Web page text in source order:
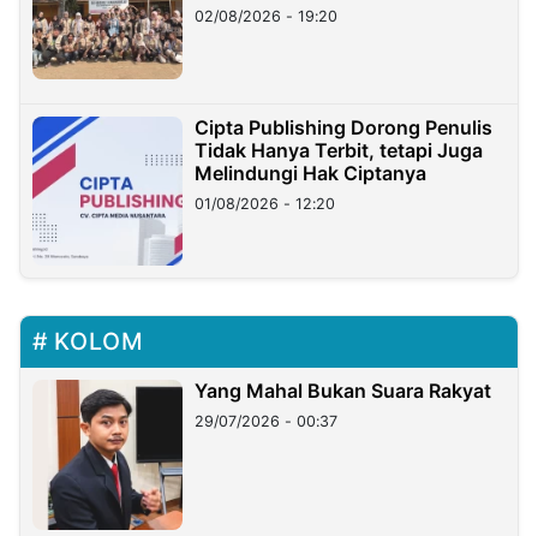
02/08/2026 - 19:20
Cipta Publishing Dorong Penulis
Tidak Hanya Terbit, tetapi Juga
Melindungi Hak Ciptanya
01/08/2026 - 12:20
KOLOM
Yang Mahal Bukan Suara Rakyat
29/07/2026 - 00:37